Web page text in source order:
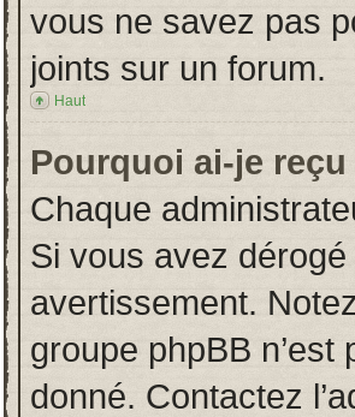
vous ne savez pas
joints sur un forum.
Haut
Pourquoi ai-je
Chaque
Si vous avez
avertissement.
groupe phpBB
donné. Contactez